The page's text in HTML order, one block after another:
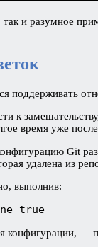
и разумное
поддерживать
к
время уже
Git
удалена из
выполнив:
true
—